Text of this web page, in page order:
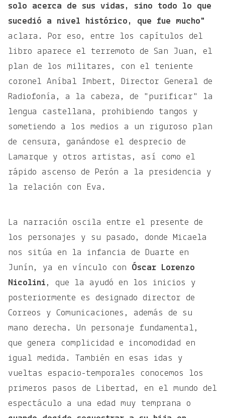
solo acerca de sus vidas, sino todo lo que
sucedió a nivel histórico, que fue mucho"
aclara. Por eso, entre los capítulos del
libro aparece el terremoto de San Juan, el
plan de los militares, con el teniente
coronel Aníbal Imbert, Director General de
Radiofonía, a la cabeza, de "purificar" la
lengua castellana, prohibiendo tangos y
sometiendo a los medios a un riguroso plan
de censura, ganándose el desprecio de
Lamarque y otros artistas, así como el
rápido ascenso de Perón a la presidencia y
la relación con Eva.
La narración oscila entre el presente de
los personajes y su pasado, donde Micaela
nos sitúa en la infancia de Duarte en
Junín, ya en vínculo con Óscar Lorenzo
Nicolini , que la ayudó en los inicios y
posteriormente es designado director de
Correos y Comunicaciones, además de su
mano derecha. Un personaje fundamental,
que genera complicidad e incomodidad en
igual medida. También en esas idas y
vueltas espacio-temporales conocemos los
primeros pasos de Libertad, en el mundo del
espectáculo a una edad muy temprana o